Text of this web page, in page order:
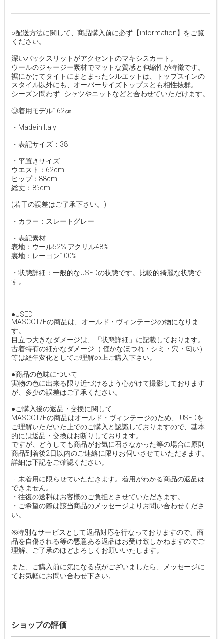
○配送方法に関して、商品購入前に必ず【information】をご覧
ください。
深いバックスリットがアクセントのマキシスカート。
ウールのジャージー素材でマットな質感と伸縮性が特徴です。
裾にかけてタイトにまとまったシルエットは、トップスインの
スタイル以外にも、オーバーサイズトップスとも相性抜群。
シーズン問わずTシャツやニットなどと合わせていただけます。
◎着用モデル162㎝
・Made in Italy
・表記サイズ：38
・平置きサイズ
ウエスト：62cm
ヒップ：88cm
総丈：86cm
(若干の誤差はご了承下さい。)
・カラー：スレートグレー
・表記素材
表地：ウール52% アクリル48%
裏地：レーヨン100%
・状態詳細：一般的なUSEDの状態です。比較的綺麗な状態で
す。
●USED
MASCOT/Eの商品は、オールド・ヴィンテージの物になりま
す。
目立つ大きなダメージは、「状態詳細」に記載しております。
古着特有の細かなダメージ（ 僅かなほつれ・シミ・穴・匂い）
等は経年変化としてご理解の上ご購入下さい。
●商品の色味について
実物の色に出来る限り近づけるよう心がけて撮影しております
が、多少の誤差はご了承ください。
●ご購入後の返品・交換に関して
MASCOT/Eの商品はオールド・ヴィンテージのため、 USEDを
ご理解いただいた上でのご購入と認識しておりますので、基本
的には返品・交換はお断りしております。
ですが、どうしても商品がお気に召さなかった等の場合に原則
商品到着後2日以内のご連絡に限りお伺いさせていただきます。
詳細は下記をご確認ください。
・未着用に限らせていただきます。着用がわかる商品の返品は
できません。
・往復の送料はお客様のご負担とさせていただきます。
・ご希望の際は該当商品のメッセージよりお問い合わせくださ
い。
※特別なサービスとして返品対応を行なっておりますので、商
品を自傷される等の悪意ある返品はお受け致しかねますのでご
理解、ご了承のほどよろしくお願いいたします。
また、ご購入前に気になる点がございましたら、メッセージに
てお気軽にお問い合わせ下さい。
ショップの評価